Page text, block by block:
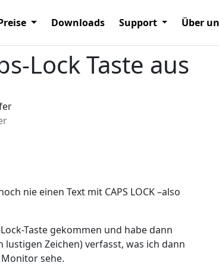
Downloads Support Über
Lock Taste aus
nie einen Text mit CAPS LOCK –also
Taste gekommen und habe dann
Zeichen) verfasst, was ich dann
sehe.